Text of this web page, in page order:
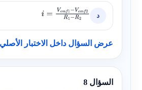
د i =V emf1−Vemf2
عرض السؤال داخل الاختبار الأصلي
السؤال 8